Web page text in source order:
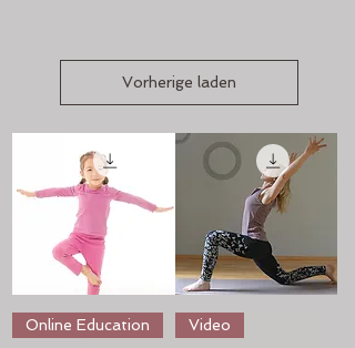
Vorherige laden
Online Education
Video